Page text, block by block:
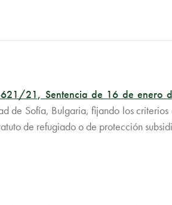
621/21, Sentencia de 16 de enero
Sofía, Bulgaria, fijando los
de refugiado o de protección